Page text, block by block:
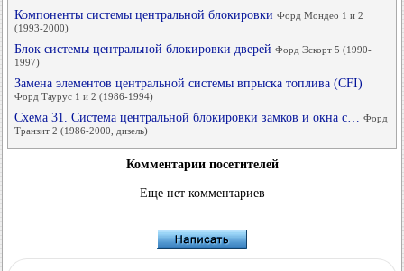
Компоненты системы центральной блокировки Форд Мондео 1 и 2
(1993-2000)
Блок системы центральной блокировки дверей Форд Эскорт 5 (1990-
1997)
Замена элементов центральной системы впрыска топлива (CFI)
Форд Таурус 1 и 2 (1986-1994)
Схема 31. Система центральной блокировки замков и окна с… Форд
Транзит 2 (1986-2000, дизель)
Комментарии посетителей
Еще нет комментариев